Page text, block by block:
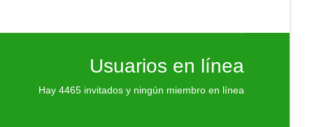
Usuarios en línea
Hay 4465 invitados y ningún miembro en línea